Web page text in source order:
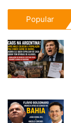
Popular